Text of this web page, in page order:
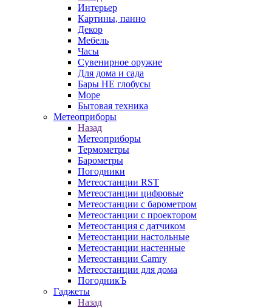
Интерьер
Картины, панно
Декор
Мебель
Часы
Сувенирное оружие
Для дома и сада
Бары НЕ глобусы
Море
Бытовая техника
Метеоприборы
Назад
Метеоприборы
Термометры
Барометры
Погодники
Метеостанции RST
Метеостанции цифровые
Метеостанции с барометром
Метеостанции с проектором
Метеостанция с датчиком
Метеостанции настольные
Метеостанции настенные
Метеостанции Camry
Метеостанции для дома
ПогодникЪ
Гаджеты
Назад